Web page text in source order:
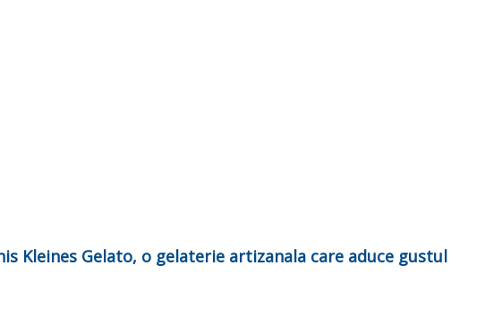
Kleines Gelato, o gelaterie artizanala care aduce gustul